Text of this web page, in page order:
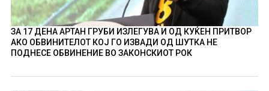
ЗА 17 ДЕНА АРТАН ГРУБИ ИЗЛЕГУВА И ОД КУЌЕН ПРИТВОР
АКО ОБВИНИТЕЛОТ КОЈ ГО ИЗВАДИ ОД ШУТКА НЕ
ПОДНЕСЕ ОБВИНЕНИЕ ВО ЗАКОНСКИОТ РОК